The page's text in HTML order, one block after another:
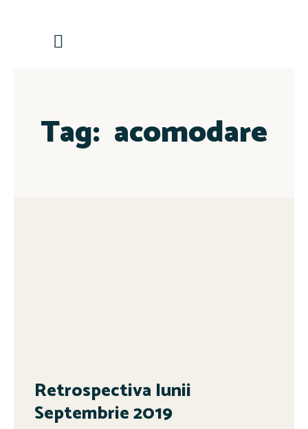
Tag: acomodare
Retrospectiva lunii
Septembrie 2019